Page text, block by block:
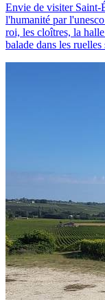
Envie de visiter
l'humanité par
roi, les cloîtres, la
balade dans les ruelles